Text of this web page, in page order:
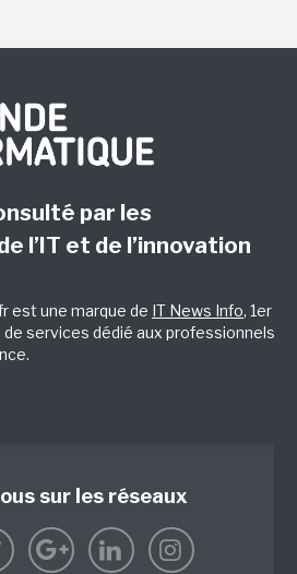
par les
l’IT et de l’innovation
est une marque de IT News Info, 1er
services dédié aux professionnels
sur les réseaux